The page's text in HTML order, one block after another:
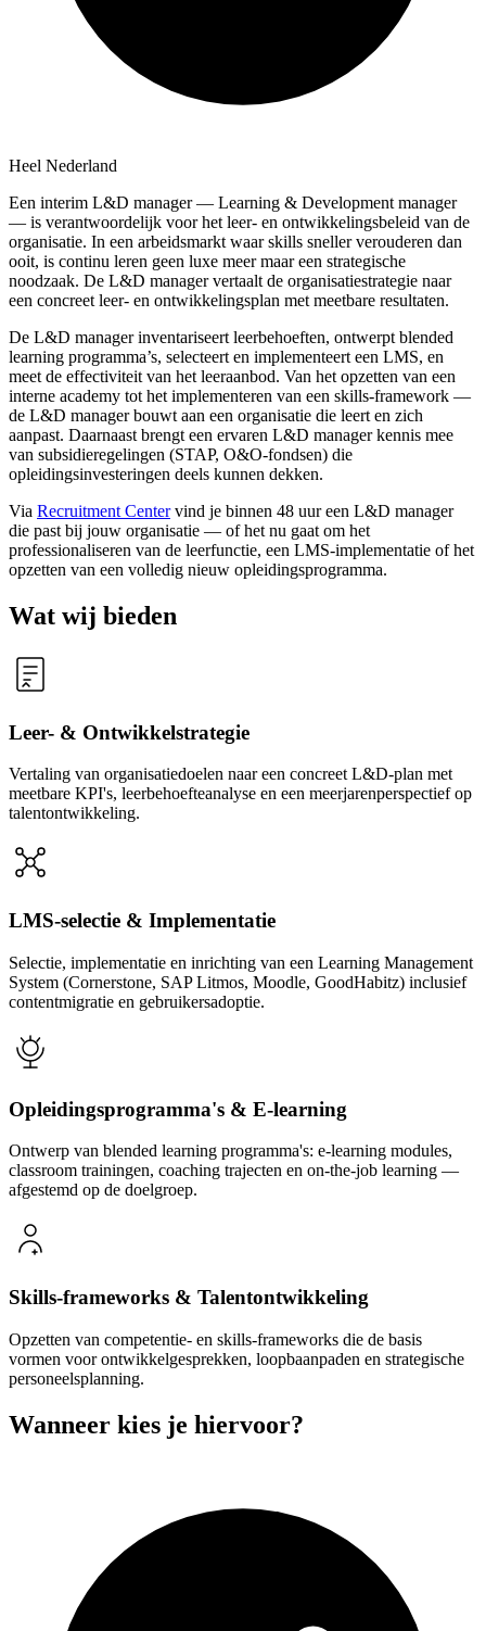
Heel Nederland
Een interim L&D manager — Learning & Development manager
— is verantwoordelijk voor het leer- en ontwikkelingsbeleid van de
organisatie. In een arbeidsmarkt waar skills sneller verouderen dan
ooit, is continu leren geen luxe meer maar een strategische
noodzaak. De L&D manager vertaalt de organisatiestrategie naar
een concreet leer- en ontwikkelingsplan met meetbare resultaten.
De L&D manager inventariseert leerbehoeften, ontwerpt blended
learning programma’s, selecteert en implementeert een LMS, en
meet de effectiviteit van het leeraanbod. Van het opzetten van een
interne academy tot het implementeren van een skills-framework —
de L&D manager bouwt aan een organisatie die leert en zich
aanpast. Daarnaast brengt een ervaren L&D manager kennis mee
van subsidieregelingen (STAP, O&O-fondsen) die
opleidingsinvesteringen deels kunnen dekken.
Via Recruitment Centervind je binnen 48 uur een L&D manager
die past bij jouw organisatie — of het nu gaat om het
professionaliseren van de leerfunctie, een LMS-implementatie of het
opzetten van een volledig nieuw opleidingsprogramma.
Wat wij bieden
Leer- & Ontwikkelstrategie
Vertaling van organisatiedoelen naar een concreet L&D-plan met
meetbare KPI's, leerbehoefteanalyse en een meerjarenperspectief op
talentontwikkeling.
LMS-selectie & Implementatie
Selectie, implementatie en inrichting van een Learning Management
System (Cornerstone, SAP Litmos, Moodle, GoodHabitz) inclusief
contentmigratie en gebruikersadoptie.
Opleidingsprogramma's & E-learning
Ontwerp van blended learning programma's: e-learning modules,
classroom trainingen, coaching trajecten en on-the-job learning —
afgestemd op de doelgroep.
Skills-frameworks & Talentontwikkeling
Opzetten van competentie- en skills-frameworks die de basis
vormen voor ontwikkelgesprekken, loopbaanpaden en strategische
personeelsplanning.
Wanneer kies je hiervoor?